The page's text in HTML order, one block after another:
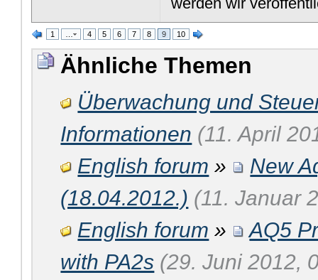
1 … 4 5 6 7 8 9 10
Ähnliche Themen
Überwachung und
Informationen (11. April
English forum »
New
(18.04.2012.) (11. Januar
English forum »
AQ5
with PA2s (29. Juni 2012,